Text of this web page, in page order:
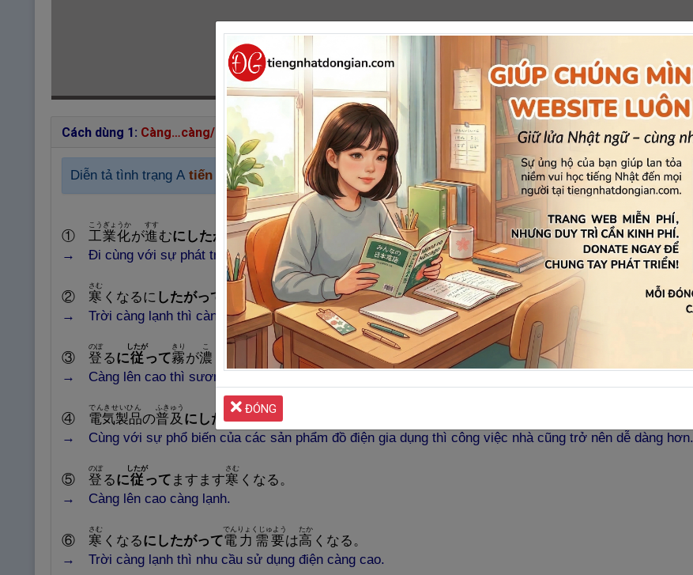
Cách dùng 1: Càng…càng/ Đi cùng với…thì…
Diễn tả tình trạng Atiến triển, thay đổisẽ kéo theo tình trạng B tiến triển, thay đổi theo.
① 工業化
こうぎょうか
が進
すす
むにしたがって、 自 然 環 境
Nghĩa: Ranh giới, biên giới, giới
hạn
しぜんかんきょう
Nghĩa: Phá vỡ, đánh bại, xé
rách
が広
ひろ
がった。
→ Đi cùng với sự phát triển của công nghiệp hóa thì sự tàn phá môi trường thiên nhiên ngày càng lớn.
② 寒
さむ
くなるに したがって 風邪
Nghĩa: Không ngay thẳng, bất
かぜ
をひく 人が多
Nghĩa: Nhiều, thường xuyên
おお
くなります。
→ Trời càng lạnh thì càng có nhiều người bị cảm.
③ 登
のぼ
るに従
したが
って霧
きり
が濃
こ
くなってくる。
→ Càng lên cao thì sương mù càng trở nên dày đặc.
④ 電気製品
ăn
でんきせいひん
の普及
với, và
ふきゅう
にしたがって、家
→ Cùngvới sự phổ biến của các sản phẩm đồ điện gia dụng thì công việc nhà cũng trở nên dễ dàng hơn.
⑤ 登
のぼ
るに従
したが
って ますます寒
さむ
くなる。
→ Cànglên cao càng lạnh.
⑥ 寒
さむ
くなるにしたがって電 力 需要
でんりょくじゅよう
は高
たか
くなる。
→ Trời càng lạnh thì nhu cầu sử dụng điện càng cao.
ĐÓNG